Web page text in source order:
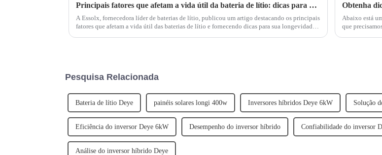
Principais fatores que afetam a vida útil da bateria de lítio: dicas para maior longevidade
A Essolx, fornecedora líder de baterias de lítio, publicou um artigo destacando os principais
fatores que afetam a vida útil das baterias de lítio e fornecendo dicas para sua longevidade.
Abaixo está
que
Pesquisa Relacionada
Bateria de lítio Deye painéis solares longi 400w Inversores híbridos Deye 6kW Solução
Eficiência do inversor Deye 6kW Desempenho do inversor híbrido Confiabilidade do inversor
Análise do inversor híbrido Deye